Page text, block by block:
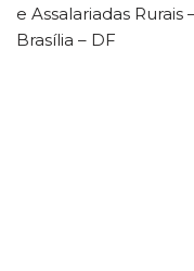
e Assalariadas Rurais
Brasília – DF